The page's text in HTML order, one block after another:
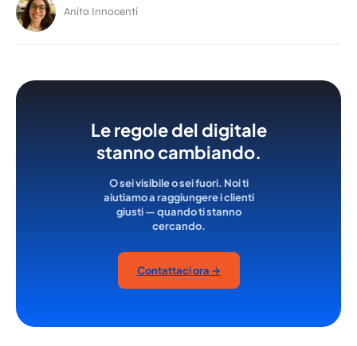
Anita Innocenti
Le regole del digitale
stanno cambiando.
O sei visibile o sei fuori. Noi ti
aiutiamo a raggiungere i clienti
giusti — quando ti stanno
cercando.
Contattaci ora →